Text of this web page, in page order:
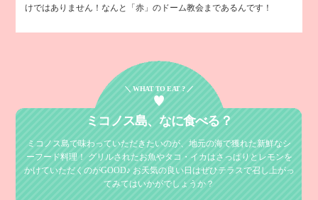
けではありません！なんと「赤」のドーム教会まであるんです！
＼ WHAT TO EAT ? ／
ミコノス島、 なに食べる？
ミコノス島で味わっていただきたいのが、地元の海で獲れた新鮮なシ
ーフード料理！
グリルされたお魚やタコ・イカはさっぱりとレモンを
かけていただくのがGOOD♪ お天気の良い日はぜひテラスで召し上がっ
てみてはいかがでしょうか？